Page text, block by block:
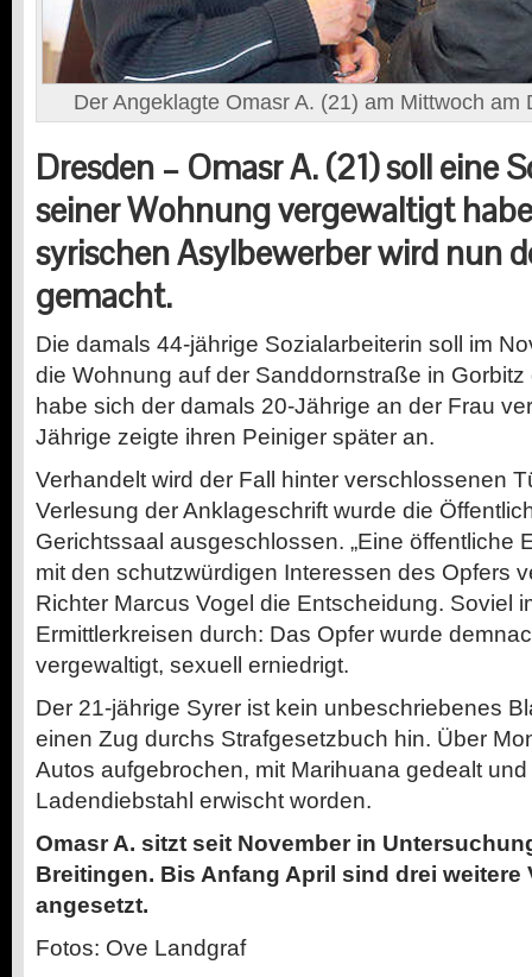
Der Angeklagte Omasr A. (21) am Mittwoch am
Dresden – Omasr A. (21) soll eine
seiner Wohnung vergewaltigt
syrischen Asylbewerber wird nun
gemacht.
Die damals 44-jährige Sozialarbeiterin soll im
die Wohnung auf der Sanddornstraße in
habe sich der damals 20-Jährige an der Frau
Jährige zeigte ihren Peiniger später an.
Verhandelt wird der Fall hinter verschlossenen
Verlesung der Anklageschrift wurde die
Gerichtssaal ausgeschlossen. „Eine öffentliche
mit den schutzwürdigen Interessen des Opfers
Richter Marcus Vogel die Entscheidung. Soviel
Ermittlerkreisen durch: Das Opfer wurde
vergewaltigt, sexuell erniedrigt.
Der 21-jährige Syrer ist kein unbeschriebenes
einen Zug durchs Strafgesetzbuch hin. Über
Autos aufgebrochen, mit Marihuana gedealt
Ladendiebstahl erwischt worden.
Omasr A. sitzt seit November in
Breitingen. Bis Anfang April sind drei weitere
angesetzt.
Fotos: Ove Landgraf